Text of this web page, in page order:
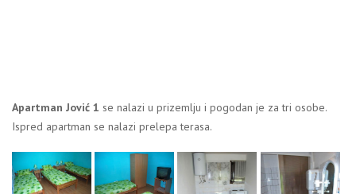
Apartman Jović 1 se nalazi u prizemlju i pogodan je za tri osobe.
Ispred apartman se nalazi prelepa terasa.